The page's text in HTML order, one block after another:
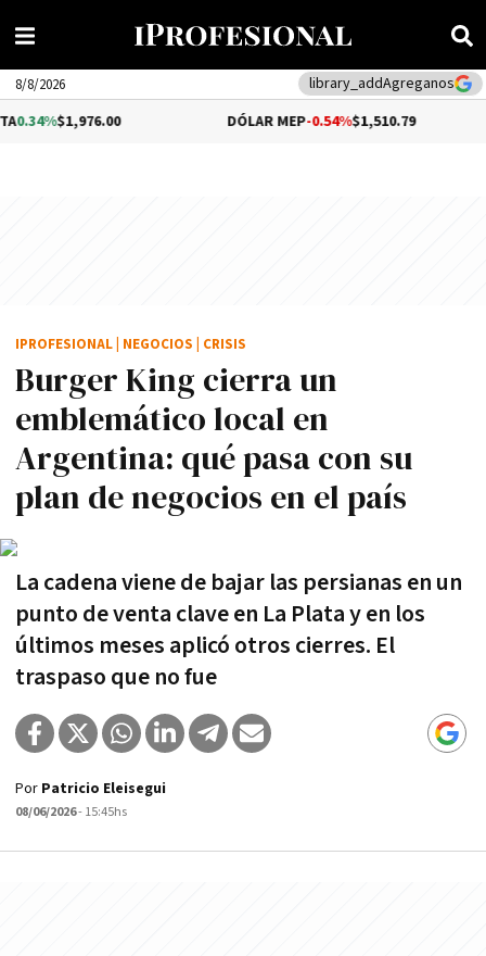
library_addAgreganos
8/8/2026
DÓLAR MEP-0.54%$1,510.79
Burger King cierra un
emblemático local en
Argentina: qué pasa con su
plan de negocios en el país
La cadena viene de bajar las persianas en un
punto de venta clave en La Plata y en los
últimos meses aplicó otros cierres. El
traspaso que no fue
IPROFESIONAL NEGOCIOS CRISIS
Por Patricio Eleisegui
08/06/2026- 15:45hs